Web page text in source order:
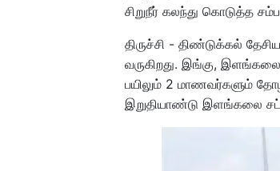
சிறுநீர் கலந்து கொடுத்த
திருச்சி - திண்டுக்கல்
வருகிறது. இங்கு, இளங்கலை
பயிலும் 2 மாணவர்களும்
இறுதியாண்டு இளங்கலை